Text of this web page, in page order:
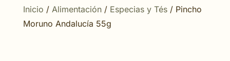
Inicio / Alimentación/ Especias y Tés/ Pincho
Moruno Andalucía 55g